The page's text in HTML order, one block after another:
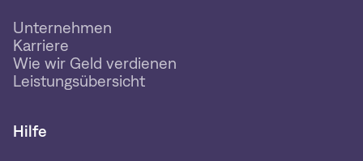
Unternehmen
Karriere
Wie wir Geld verdienen
Leistungsübersicht
Hilfe